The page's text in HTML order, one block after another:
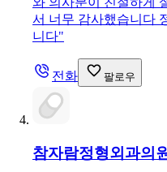
서 너무 감사했습니다
니다"
전화 팔로우
참자람정형외과의원